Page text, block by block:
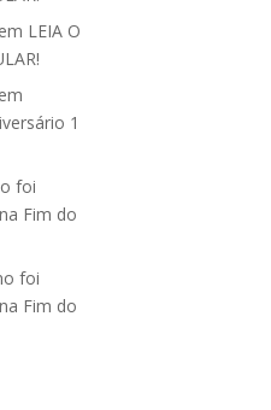
em LEIA O
em
1
foi
Fim do
foi
Fim do